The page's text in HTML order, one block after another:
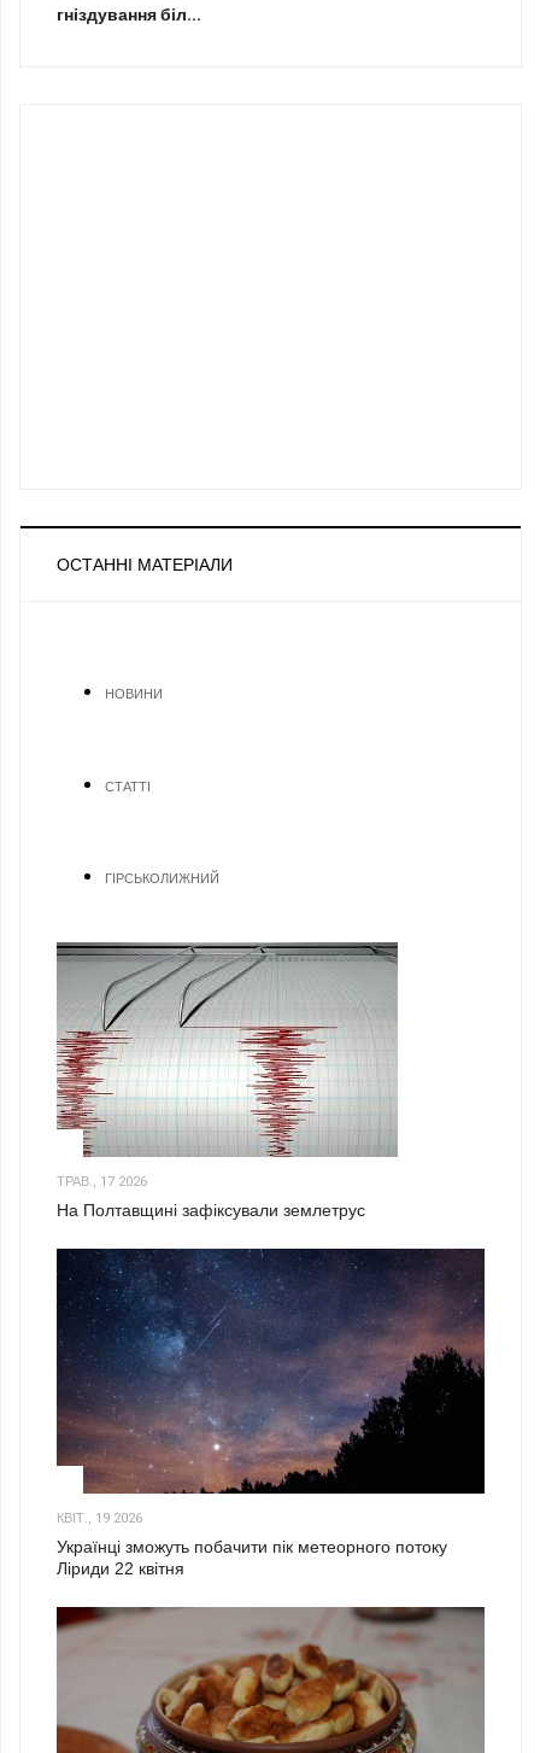
гніздування біл...
ОСТАННІ МАТЕРІАЛИ
НОВИНИ
СТАТТІ
ГІРСЬКОЛИЖНИЙ
ТРАВ., 17 2026
На Полтавщині зафіксували землетрус
КВІТ., 19 2026
Українці зможуть побачити пік метеорного потоку
Ліриди 22 квітня